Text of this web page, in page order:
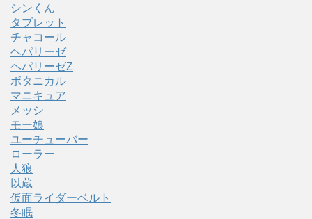
シンくん
タブレット
チャコール
ヘパリーゼ
ヘパリーゼZ
ボタニカル
マニキュア
メッシ
モー娘
ユーチューバー
ローラー
人狼
以蔵
仮面ライダーベルト
冬眠